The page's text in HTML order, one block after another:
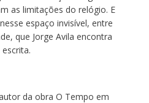
as limitações do relógio. E
espaço invisível, entre
que Jorge Avila encontra
da obra O Tempo em